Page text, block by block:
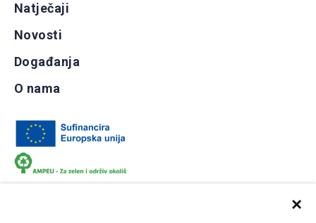
×
Natječaji
Novosti
Događanja
O nama